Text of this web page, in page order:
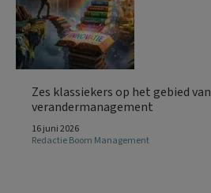
Zes klassiekers op het gebied van
verandermanagement
16 juni 2026
Redactie Boom Management